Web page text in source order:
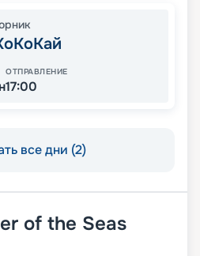
ОТПРАВЛЕНИЕ
17:00
все дни (2)
of the Seas